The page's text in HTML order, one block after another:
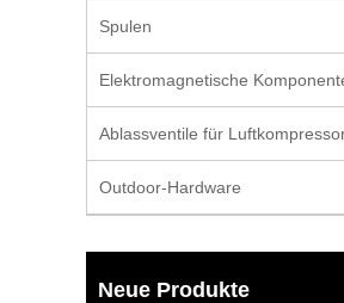
Spulen
Elektromagnetische
Ablassventile für
Outdoor-Hardware
Neue Produkte